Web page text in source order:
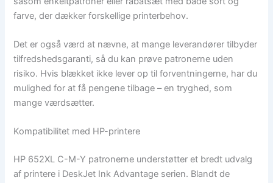
farve, der dækker forskellige printerbehov.
Det er også værd at nævne, at mange leverandører tilbyder
tilfredshedsgaranti, så du kan prøve patronerne uden
risiko. Hvis blækket ikke lever op til forventningerne, har du
mulighed for at få pengene tilbage – en tryghed, som
mange værdsætter.
Kompatibilitet med HP-printere
HP 652XL C-M-Y patronerne understøtter et bredt udvalg
af printere i DeskJet Ink Advantage serien. Blandt de